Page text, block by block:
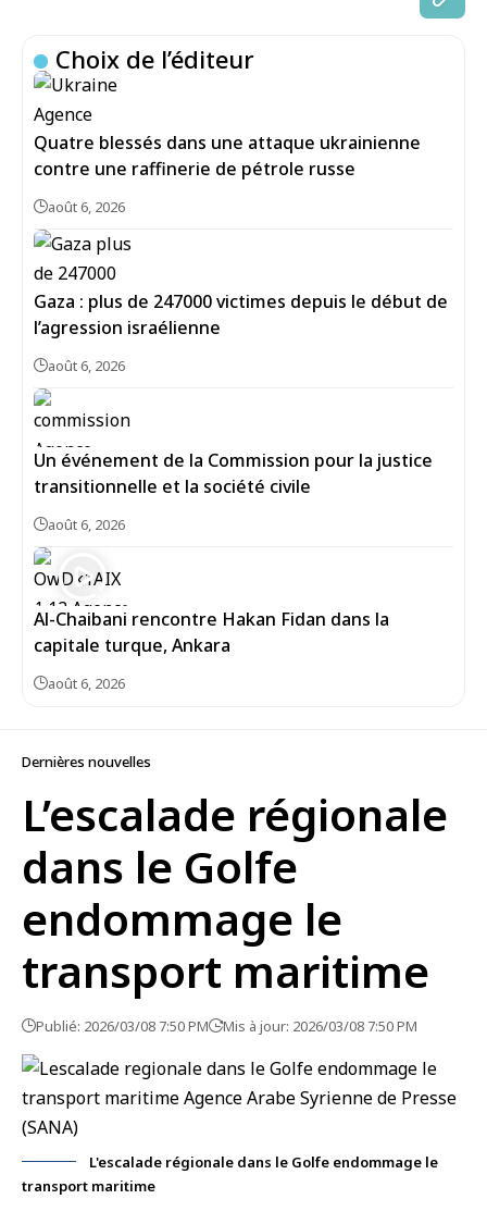
Choix de l’éditeur
Quatre blessés dans une attaque ukrainienne
contre une raffinerie de pétrole russe
août 6, 2026
Gaza : plus de 247000 victimes depuis le début de
l’agression israélienne
août 6, 2026
Un événement de la Commission pour la justice
transitionnelle et la société civile
août 6, 2026
Al-Chaibani rencontre Hakan Fidan dans la
capitale turque, Ankara
août 6, 2026
Dernières nouvelles
L’escalade régionale
dans le Golfe
endommage le
transport maritime
Publié: 2026/03/08 7:50 PM Mis à jour: 2026/03/08 7:50 PM
L'escalade régionale dans le Golfe endommage le
transport maritime